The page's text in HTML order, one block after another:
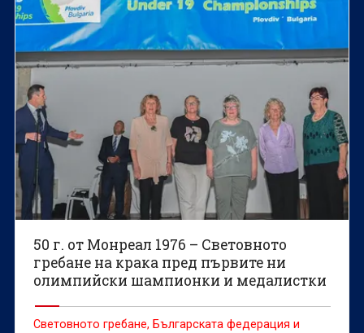
50 г. от Монреал 1976 – Световното
гребане на крака пред първите ни
олимпийски шампионки и медалистки
Световното гребане, Българската федерация и